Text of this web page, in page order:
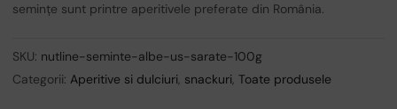
semințe sunt printre aperitivele preferate din România.
SKU: nutline-seminte-albe-us-sarate-100g
Categorii:Aperitive si dulciuri, snackuri,Toate produsele